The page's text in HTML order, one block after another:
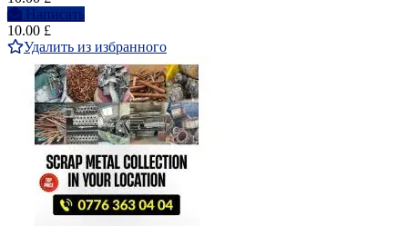
Написать
10.00 £
Удалить из избранного